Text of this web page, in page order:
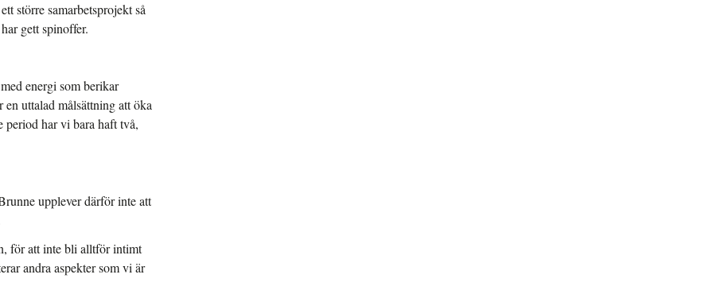
större samarbetsprojekt så
gett spinoffer.
energi som berikar
uttalad målsättning att öka
period har vi bara haft två,
upplever därför inte att
för att inte bli alltför intimt
andra aspekter som vi är